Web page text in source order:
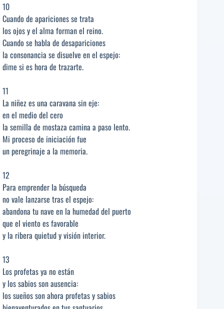
10
Cuando de apariciones se trata
los ojos y el alma forman el reino.
Cuando se habla de desapariciones
la consonancia se disuelve en el espejo:
dime si es hora de trazarte.
11
La niñez es una caravana sin eje:
en el medio del cero
la semilla de mostaza camina a paso lento.
Mi proceso de iniciación fue
un peregrinaje a la memoria.
12
Para emprender la búsqueda
no vale lanzarse tras el espejo:
abandona tu nave en la humedad del puerto
que el viento es favorable
y la ribera quietud y visión interior.
13
Los profetas ya no están
y los sabios son ausencia:
los sueños son ahora profetas y sabios